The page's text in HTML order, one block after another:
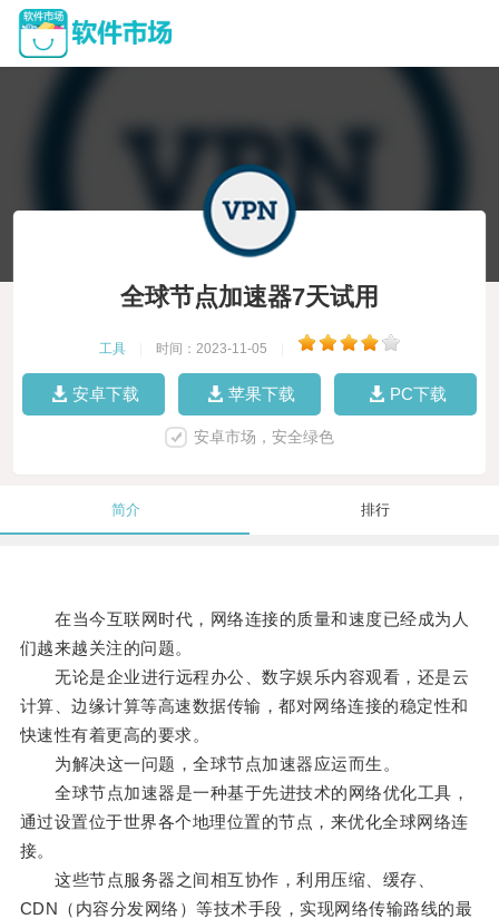
全球节点加速器7天试用
工具 时间：2023-11-05
安卓下载 苹果下载 PC下载
安卓市场，安全绿色
简介 排行
在当今互联网时代，网络连接的质量和速度已经成为人
们越来越关注的问题。
无论是企业进行远程办公、数字娱乐内容观看，还是云
计算、边缘计算等高速数据传输，都对网络连接的稳定性和
快速性有着更高的要求。
为解决这一问题，全球节点加速器应运而生。
全球节点加速器是一种基于先进技术的网络优化工具，
通过设置位于世界各个地理位置的节点，来优化全球网络连
接。
这些节点服务器之间相互协作，利用压缩、缓存、
CDN（内容分发网络）等技术手段，实现网络传输路线的最